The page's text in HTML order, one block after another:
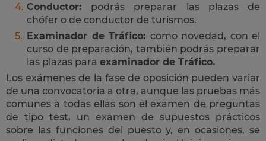
Conductor: podrás preparar las plazas de
chófer o de conductor de turismos.
Examinador de Tráfico: como novedad, con el
curso de preparación, también podrás preparar
las plazas para examinador de Tráfico.
Los exámenes de la fase de oposición pueden variar
de una convocatoria a otra, aunque las pruebas más
comunes a todas ellas son el examen de preguntas
de tipo test, un examen de supuestos prácticos
sobre las funciones del puesto y, en ocasiones, se